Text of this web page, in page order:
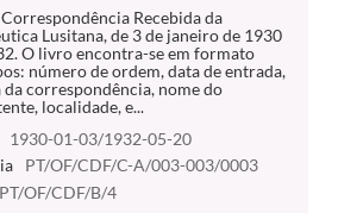
Recebida da
Lusitana, de 3 de janeiro de 1930
O livro encontra-se em formato
número de ordem, data de entrada,
correspondência, nome do
localidade, e...
1930-01-03/1932-05-20
PT/OF/CDF/C-A/003-003/0003
PT/OF/CDF/B/4